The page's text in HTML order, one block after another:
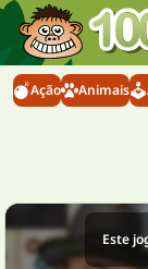
Ação Animais
Este